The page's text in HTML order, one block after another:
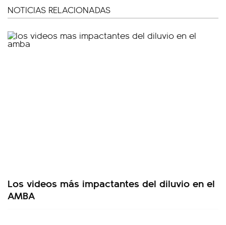
NOTICIAS RELACIONADAS
Los videos más impactantes del diluvio en el
AMBA